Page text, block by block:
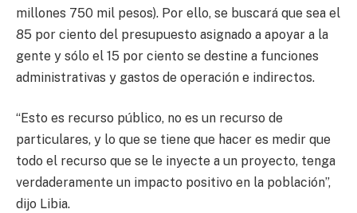
millones 750 mil pesos). Por ello, se buscará que sea el
85 por ciento del presupuesto asignado a apoyar a la
gente y sólo el 15 por ciento se destine a funciones
administrativas y gastos de operación e indirectos.
“Esto es recurso público, no es un recurso de
particulares, y lo que se tiene que hacer es medir que
todo el recurso que se le inyecte a un proyecto, tenga
verdaderamente un impacto positivo en la población”,
dijo Libia.